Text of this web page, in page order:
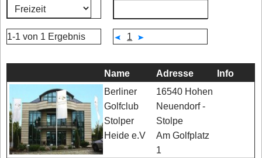
1-1 von 1 Ergebnis 1
Name Adresse Info
Berliner
Golfclub
Stolper
Heide e.V
16540 Hohen
Neuendorf -
Stolpe
Am Golfplatz
1